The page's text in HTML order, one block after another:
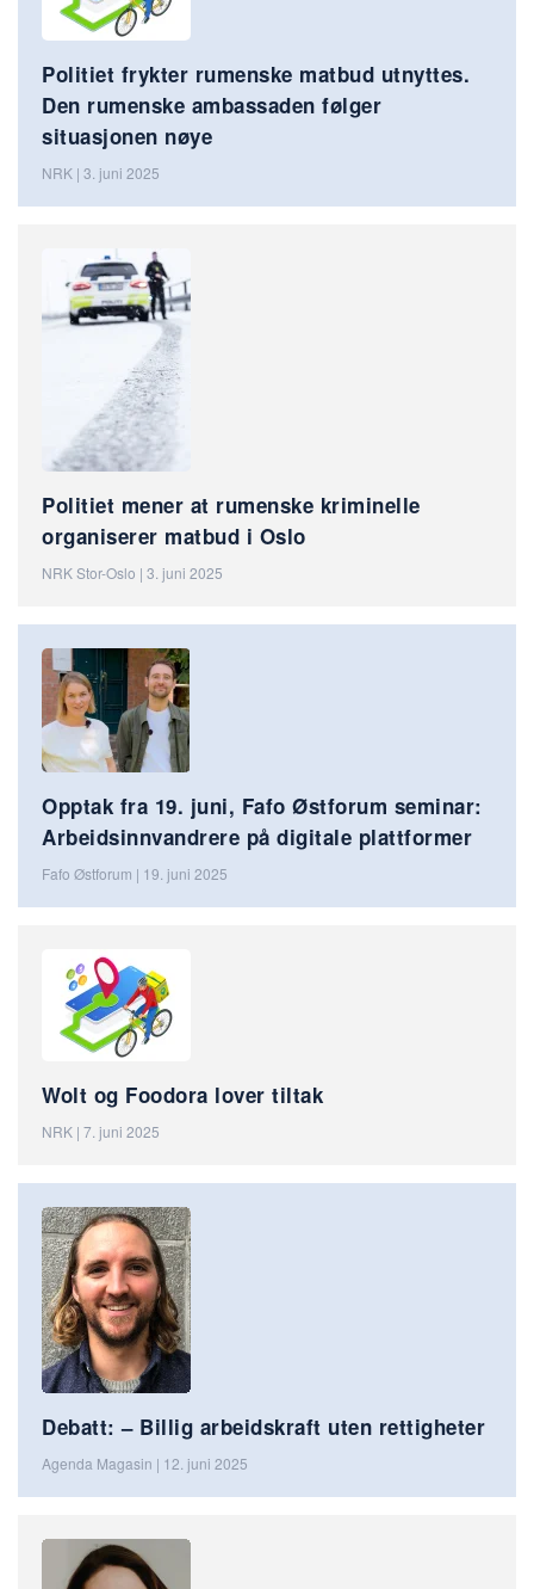
Politiet frykter rumenske matbud utnyttes.
Den rumenske ambassaden følger
situasjonen nøye
NRK | 3. juni 2025
Politiet mener at rumenske kriminelle
organiserer matbud i Oslo
NRK Stor-Oslo | 3. juni 2025
Opptak fra 19. juni, Fafo Østforum seminar:
Arbeidsinnvandrere på digitale plattformer
Fafo Østforum | 19. juni 2025
Wolt og Foodora lover tiltak
NRK | 7. juni 2025
Debatt: – Billig arbeidskraft uten rettigheter
Agenda Magasin | 12. juni 2025